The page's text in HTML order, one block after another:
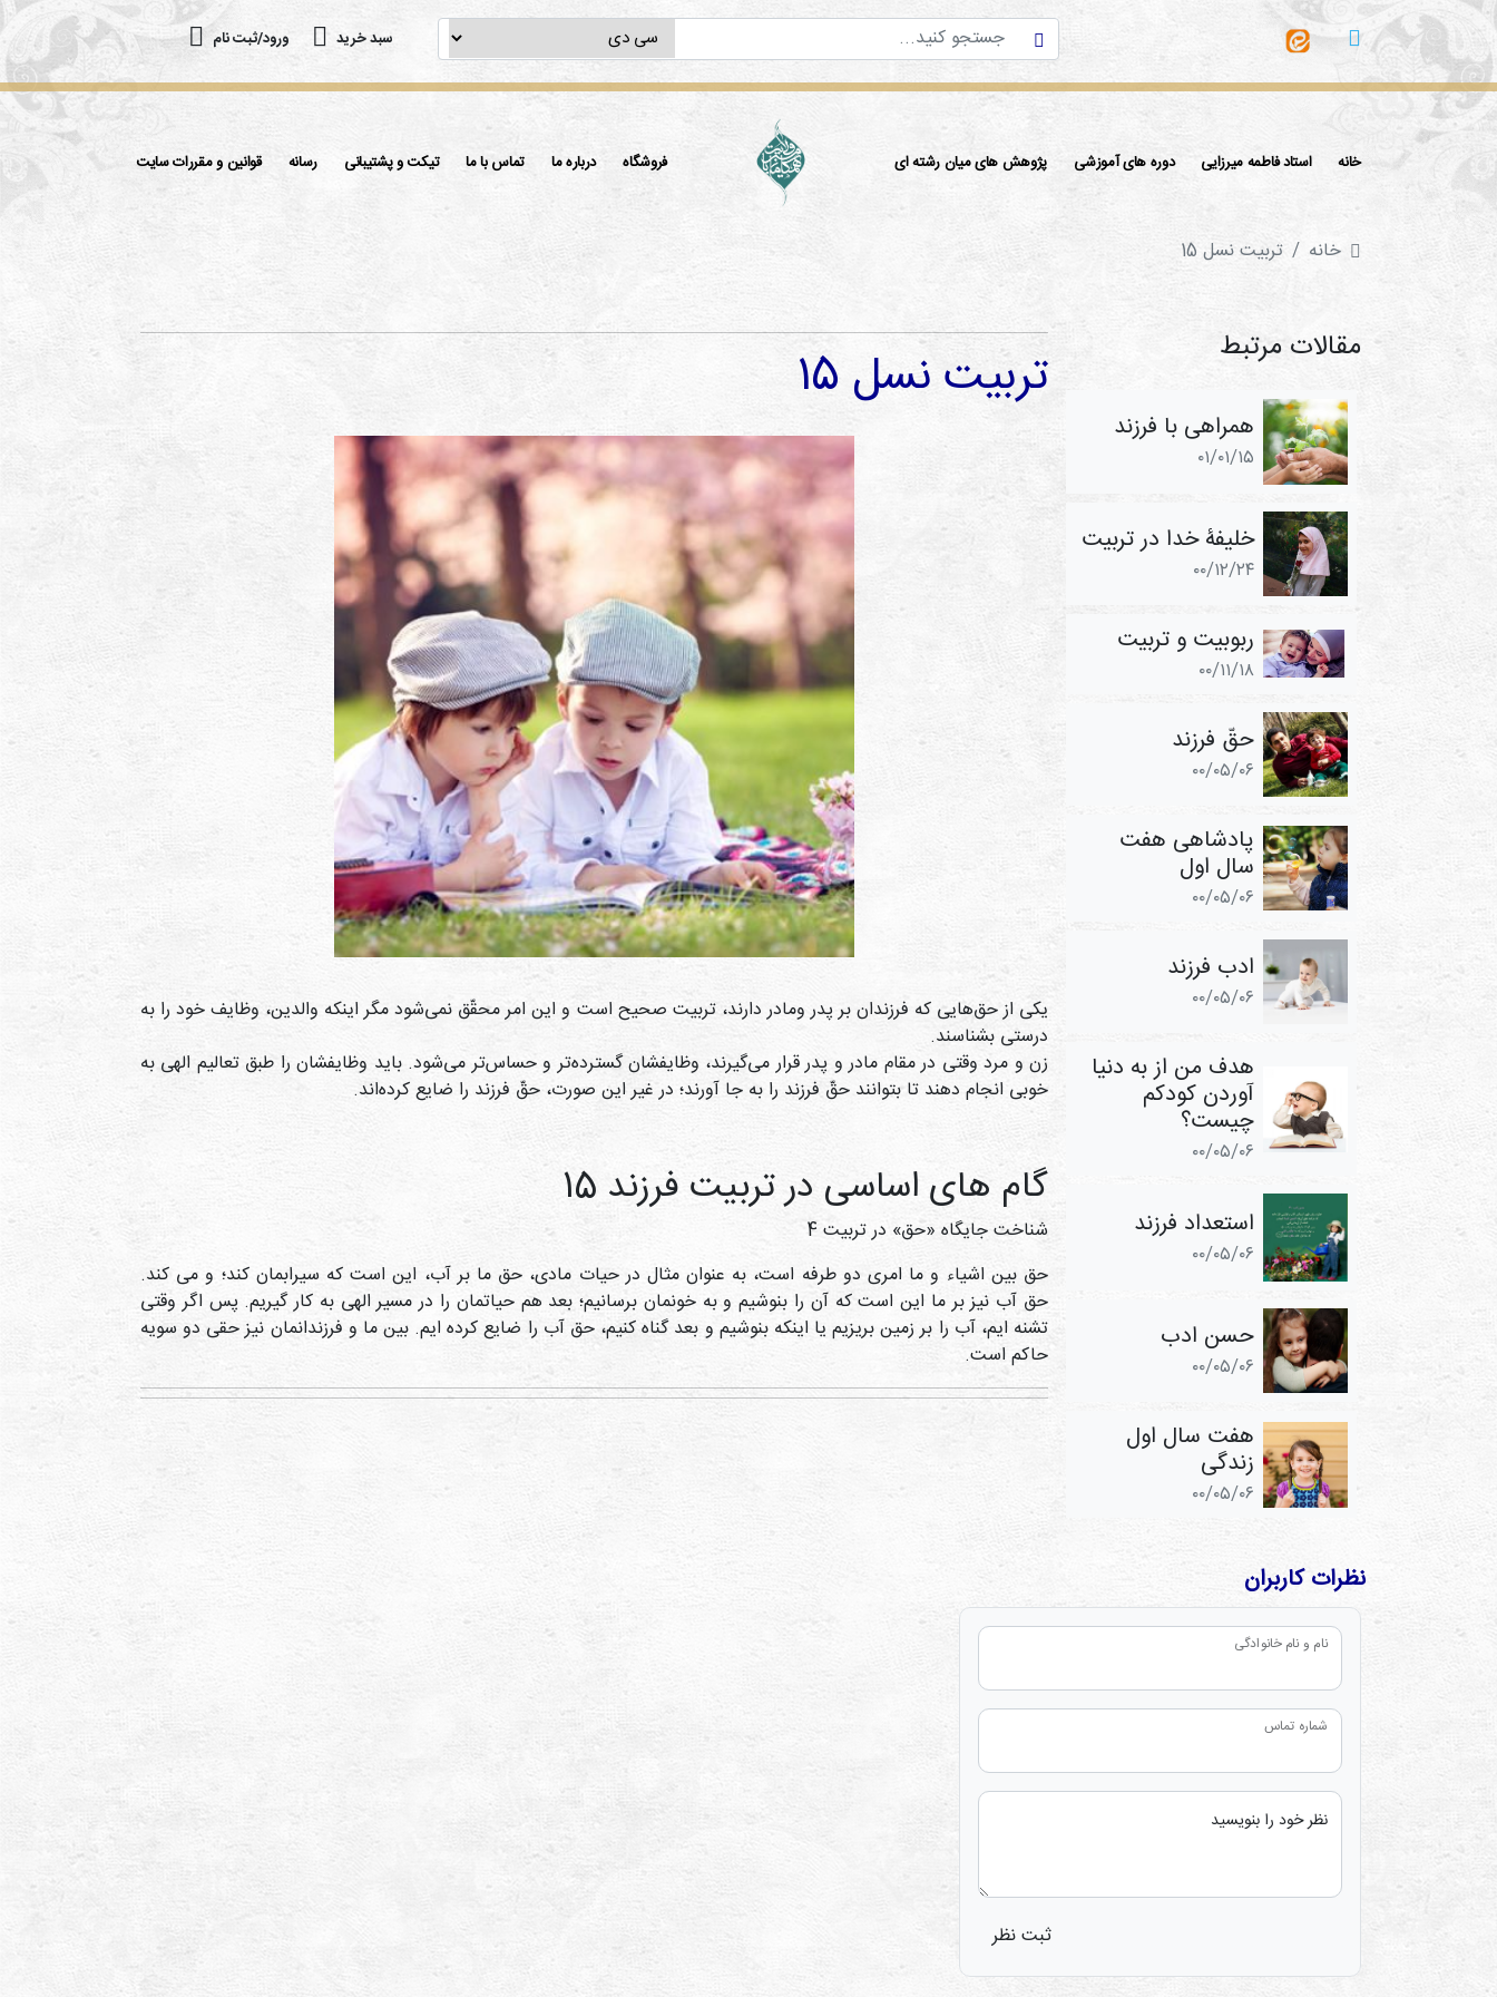
سبد خرید ورود/ثبت نام
خانه استاد فاطمه میرزایی دوره های آموزشی پژوهش های میان رشته ای فروشگاه درباره ما تماس با ما تیکت و پشتیبانی رسانه قوانین و مقررات سایت
خانه تربيت نسل 15
مقالات مرتبط
همراهی با فرزند
۰۱/۰۱/۱۵
خلیفۀ خدا در تربیت
۰۰/۱۲/۲۴
ربوبیت و تربیت
۰۰/۱۱/۱۸
حقّ فرزند
۰۰/۰۵/۰۶
پادشاهی هفت
سال اول
۰۰/۰۵/۰۶
ادب فرزند
۰۰/۰۵/۰۶
هدف من از به ‌دنیا
‌آوردن کودکم
چیست؟
۰۰/۰۵/۰۶
استعداد فرزند
۰۰/۰۵/۰۶
حسن ادب
۰۰/۰۵/۰۶
هفت سال اول
زندگی
۰۰/۰۵/۰۶
تربيت نسل 15
یکی از حق‌هایی که فرزندان بر پدر ومادر دارند، تربیت صحیح است و این امر محقّق نمی‌شود مگر اینکه والدین، وظایف خود را به
درستی بشناسند.
زن و مرد وقتی در مقام مادر و پدر قرار می‌گیرند، وظایفشان گسترده‌تر و حساس‌تر می‌شود. باید وظایفشان را طبق تعالیم الهی به
خوبی انجام دهند تا بتوانند حقّ فرزند را به جا آورند؛ در غیر این صورت، حقّ فرزند را ضایع کرده‌اند.
گام های اساسی در تربیت فرزند 15
شناخت جایگاه «حق» در تربیت 4
حق بین اشیاء و ما امری دو طرفه است، به عنوان مثال در حیات مادی، حق ما بر آب، این است که سیرابمان کند؛ و می کند.
حق آب نیز بر ما این است که آن را بنوشیم و به خونمان برسانیم؛ بعد هم حیاتمان را در مسیر الهی به کار گیریم. پس اگر وقتی
تشنه ایم، آب را بر زمین بریزیم یا اینکه بنوشیم و بعد گناه کنیم، حق آب را ضایع کرده ایم. بین ما و فرزندانمان نیز حقی دو سویه
حاکم است.
نظرات کاربران
نام و نام خانوادگی
شماره تماس
نظر خود را بنویسید
ثبت نظر